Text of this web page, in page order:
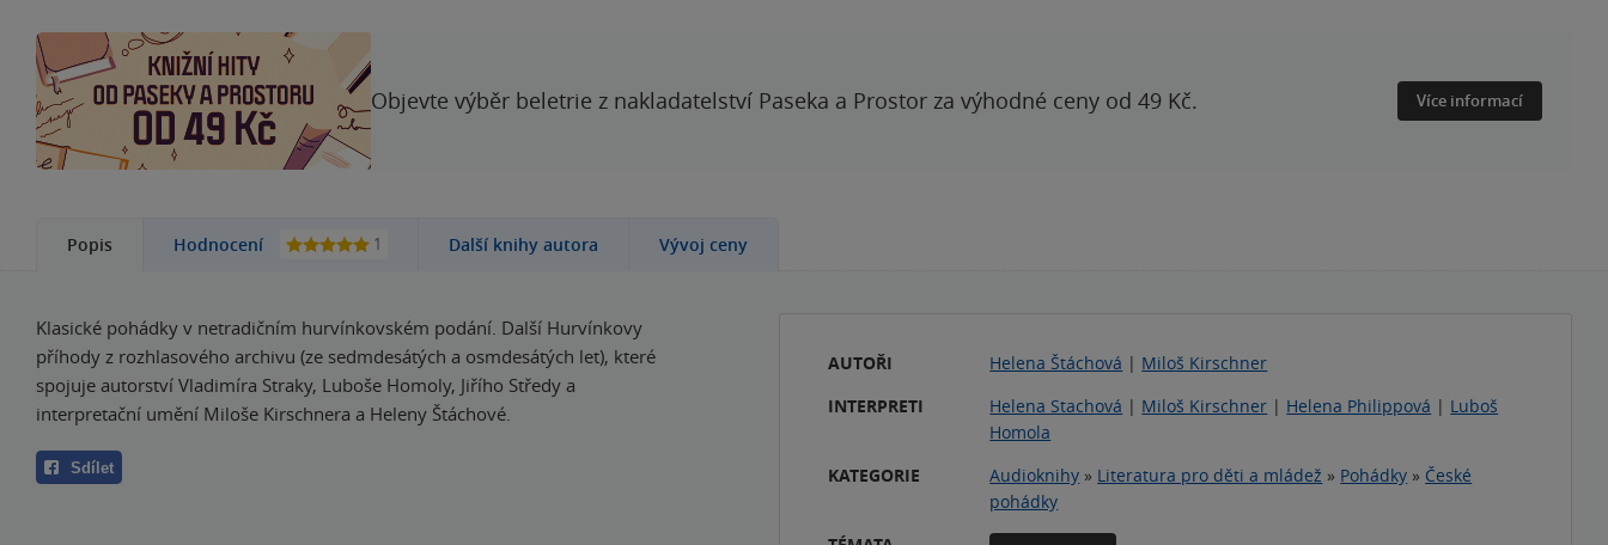
Objevte výběr beletrie z nakladatelství Paseka a Prostor za výhodné ceny od 49 Kč. Více informací
Popis Hodnocení 1 Další knihy autora Vývoj ceny
Klasické pohádky v netradičním hurvínkovském podání. Další Hurvínkovy
příhody z rozhlasového archivu (ze sedmdesátých a osmdesátých let), které
spojuje autorství Vladimíra Straky, Luboše Homoly, Jiřího Středy a
interpretační umění Miloše Kirschnera a Heleny Štáchové.
Sdílet
AUTOŘI Helena Štáchová | Miloš Kirschner
INTERPRETI
Helena Stachová | Miloš Kirschner | Helena Philippová | Luboš
Homola
KATEGORIE
Audioknihy » Literatura pro děti a mládež » Pohádky » České
pohádky